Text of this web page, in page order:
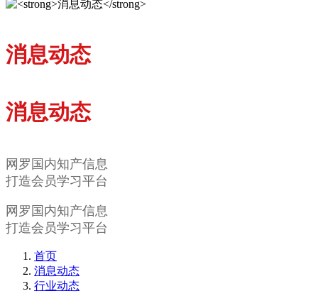
消息动态
消息动态
网罗国内知产信息
打造会员学习平台
网罗国内知产信息
打造会员学习平台
首页
消息动态
行业动态